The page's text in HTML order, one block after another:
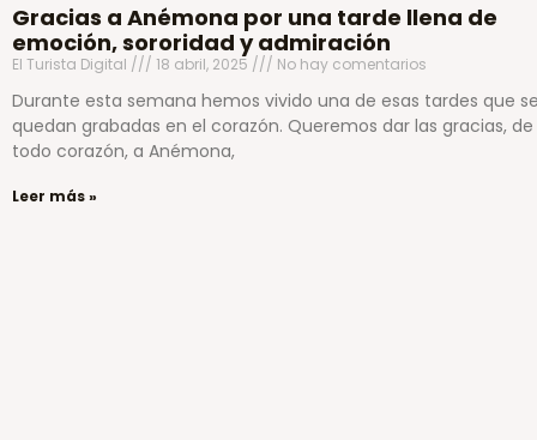
Gracias a Anémona por una tarde llena de
emoción, sororidad y admiración
El Turista Digital 18 abril, 2025 No hay comentarios
Durante esta semana hemos vivido una de esas tardes que
quedan grabadas en el corazón. Queremos dar las gracias, de
todo corazón, a Anémona,
Leer más »